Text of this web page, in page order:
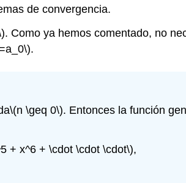
de convergencia.
. Como ya hemos comentado, no
.
\(n \geq 0\). Entonces la función
+ x^6 + \cdot \cdot \cdot\),